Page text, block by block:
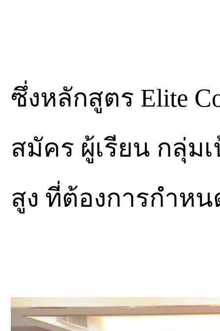
ซึ่งหลักสูตร Elite
สมัคร ผู้เรียน กลุ่ม
สูง ที่ต้องการกำห